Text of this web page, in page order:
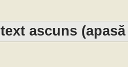
text ascuns